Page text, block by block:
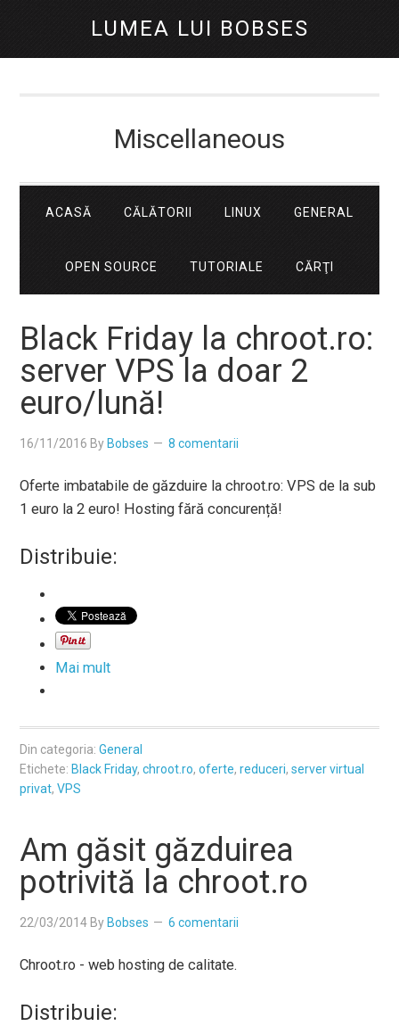
LUMEA LUI BOBSES
Miscellaneous
ACASĂ CĂLĂTORII LINUX GENERAL
OPEN SOURCE TUTORIALE CĂRŢI
Black Friday la chroot.ro:
server VPS la doar 2
euro/lună!
16/11/2016 By Bobses 8 comentarii
Oferte imbatabile de găzduire la chroot.ro: VPS de la sub
1 euro la 2 euro! Hosting fără concurență!
Distribuie:
Mai mult
Din categoria:General
Etichete: Black Friday,chroot.ro,oferte,reduceri,server virtual
privat,VPS
Am găsit găzduirea
potrivită la chroot.ro
22/03/2014 By Bobses 6 comentarii
Chroot.ro - web hosting de calitate.
Distribuie: